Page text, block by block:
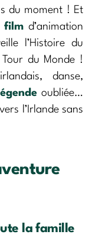
du moment ! Et
film d’animation
l’Histoire du
du Monde !
danse,
légendeoubliée…
l’Irlande sans
la famille